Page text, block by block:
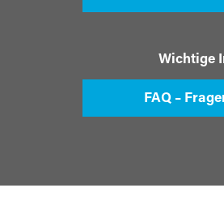
Wichtige
FAQ –